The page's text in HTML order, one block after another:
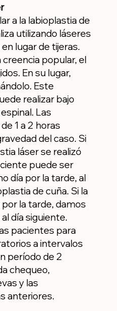
a la labioplastia de
utilizando láseres
lugar de tijeras.
popular, el
En su lugar,
Este
realizar bajo
Las
1 a 2 horas
del caso. Si
láser se realizó
puede ser
día por la tarde, al
de cuña. Si la
la tarde, damos
día siguiente.
pacientes para
a intervalos
período de 2
chequeo,
y las
anteriores.